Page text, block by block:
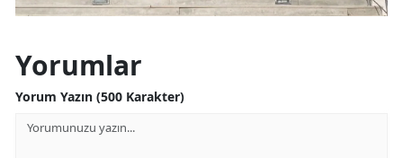
Batman
Yorumlar
Yorum Yazın (500 Karakter)